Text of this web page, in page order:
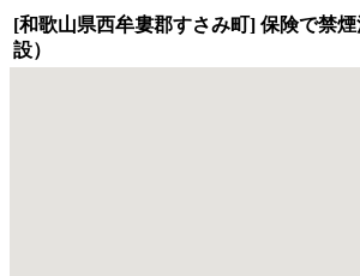
[和歌山県西牟婁郡すさみ町] 保険で禁
設）